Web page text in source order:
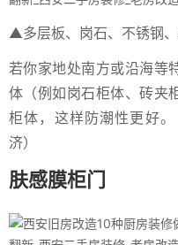
▲多层板、岗石、不锈钢
若你家地处南方或沿海等
体（例如岗石柜体、砖夹
柜体，这样防潮性更好
济）
肤感膜柜门